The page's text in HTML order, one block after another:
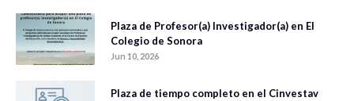
Plaza de Profesor(a) Investigador(a) en El
Colegio de Sonora
Jun 10, 2026
Plaza de tiempo completo en el Cinvestav